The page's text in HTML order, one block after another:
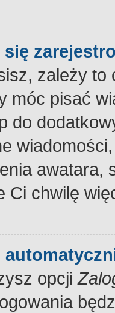
zależy
móc pisać
do
Ci chwilę
opcji